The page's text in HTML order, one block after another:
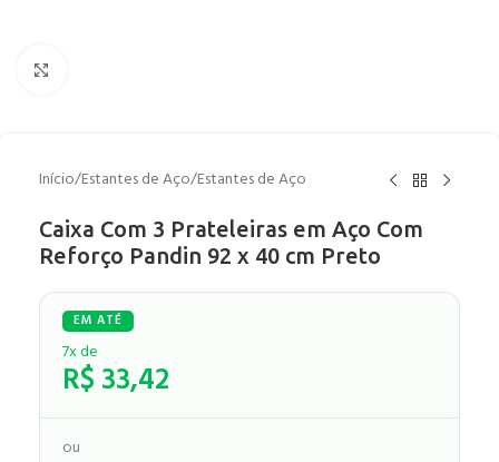
Início/Estantes de Aço/Estantes de Aço
Caixa Com 3 Prateleiras em Aço Com
Reforço Pandin 92 x 40 cm Preto
7x de
R$33,42
ou